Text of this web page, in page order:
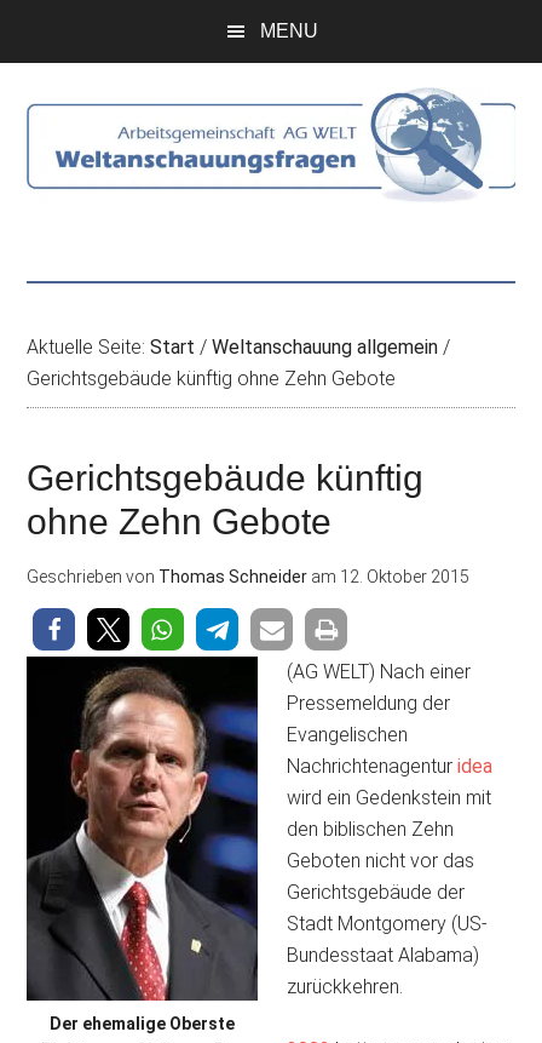
menu
MENU
Aktuelle Seite:Start / Weltanschauung allgemein /
Gerichtsgebäude künftig ohne Zehn Gebote
Gerichtsgebäude künftig
ohne Zehn Gebote
Geschrieben von Thomas Schneider am 12. Oktober 2015
Der ehemalige Oberste
(AG WELT) Nach einer
Pressemeldung der
Evangelischen
Nachrichtenagenturidea
wird ein Gedenkstein mit
den biblischen Zehn
Geboten nicht vor das
Gerichtsgebäude der
Stadt Montgomery (US-
Bundesstaat Alabama)
zurückkehren.